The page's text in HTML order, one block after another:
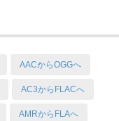
AACからOGGへ
AC3からFLACへ
AMRからFLAへ